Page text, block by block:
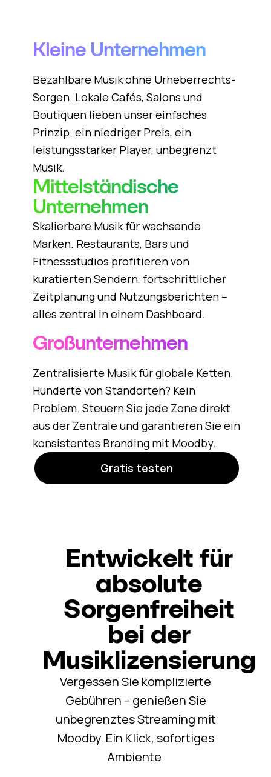
Kleine Unternehmen
Bezahlbare Musik ohne Urheberrechts-
Sorgen. Lokale Cafés, Salons und
Boutiquen lieben unser einfaches
Prinzip: ein niedriger Preis, ein
leistungsstarker Player, unbegrenzt
Musik.
Mittelständische
Unternehmen
Skalierbare Musik für wachsende
Marken. Restaurants, Bars und
Fitnessstudios profitieren von
kuratierten Sendern, fortschrittlicher
Zeitplanung und Nutzungsberichten –
alles zentral in einem Dashboard.
Großunternehmen
Zentralisierte Musik für globale Ketten.
Hunderte von Standorten? Kein
Problem. Steuern Sie jede Zone direkt
aus der Zentrale und garantieren Sie ein
konsistentes Branding mit Moodby.
Gratis testen
Entwickelt für
absolute
Sorgenfreiheit
bei der
Musiklizensierung
Vergessen Sie komplizierte
Gebühren – genießen Sie
unbegrenztes Streaming mit
Moodby. Ein Klick, sofortiges
Ambiente.